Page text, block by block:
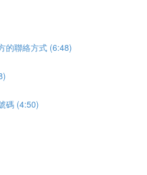
的聯絡方式 (6:48)
碼 (4:50)